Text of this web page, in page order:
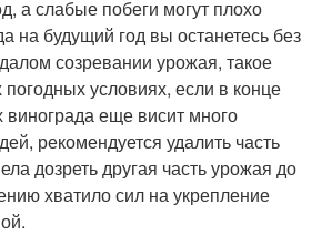
а слабые побеги могут плохо
на будущий год вы останетесь без
созревании урожая, такое
условиях, если в конце
винограда еще висит много
рекомендуется удалить часть
дозреть другая часть урожая до
хватило сил на укрепление